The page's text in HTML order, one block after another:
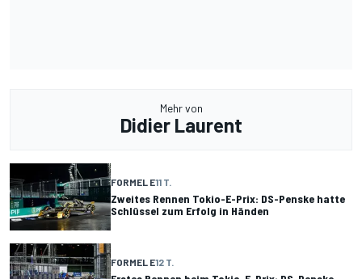
Mehr von
Didier Laurent
FORMEL E11 T.
Zweites Rennen Tokio-E-Prix: DS-Penske hatte
Schlüssel zum Erfolg in Händen
FORMEL E12 T.